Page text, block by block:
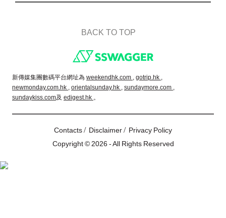
BACK TO TOP
新傳媒集團數碼平台網址為 weekendhk.com , gotrip.hk ,
newmonday.com.hk , orientalsunday.hk , sundaymore.com ,
sundaykiss.com及 edigest.hk 。
Contacts/ Disclaimer/ Privacy Policy
Copyright © 2026 - All Rights Reserved